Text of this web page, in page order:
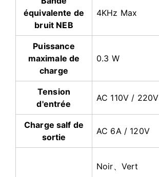
équivalente de
bruit NEB
4KHz Max
Puissance
maximale de
charge
0.3 W
Tension
d'entrée
AC 110V / 220V
Charge salf de
sortie
AC 6A / 120V
Noir、Vert